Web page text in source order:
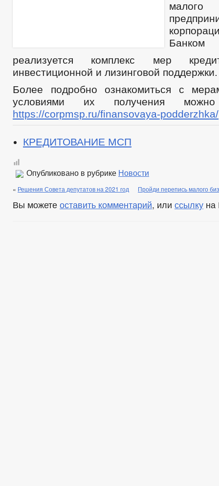
Банком
реализуется комплекс мер
инвестиционной и лизинговой поддержки.
Более подробно ознакомиться с
условиями их получения
https://corpmsp.ru/finansovaya-podderzhka/
КРЕДИТОВАНИЕ МСП
Опубликовано в рубрике Новости
« Решения Совета депутатов на 2021 год Пройди перепись малого
Вы можете оставить комментарий, или ссылку на